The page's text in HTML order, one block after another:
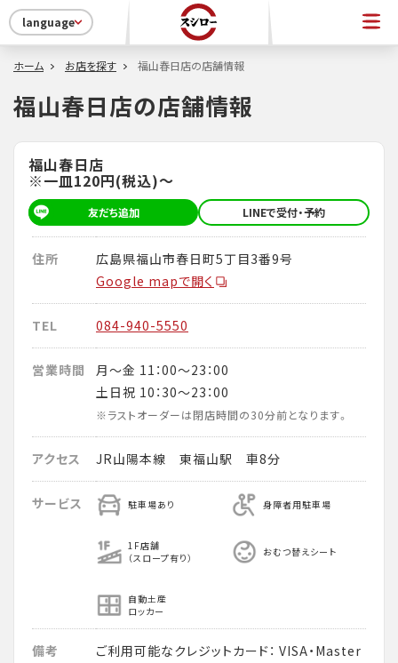
language
ホーム お店を探す 福山春日店の店舗情報
福山春日店の店舗情報
福山春日店
※一皿120円(税込)～
友だち追加 LINEで受付・予約
住所
広島県福山市春日町5丁目3番9号
Google mapで開く
TEL 084-940-5550
営業時間
月～金 11：00～23：00
土日祝 10：30～23：00
※ラストオーダーは閉店時間の30分前となります。
アクセス JR山陽本線 東福山駅 車8分
サービス 駐車場あり 身障者用駐車場
1F店舗
（スロープ有り）
おむつ替えシート
自動土産
ロッカー
備考
ご利用可能なクレジットカード： VISA・Master